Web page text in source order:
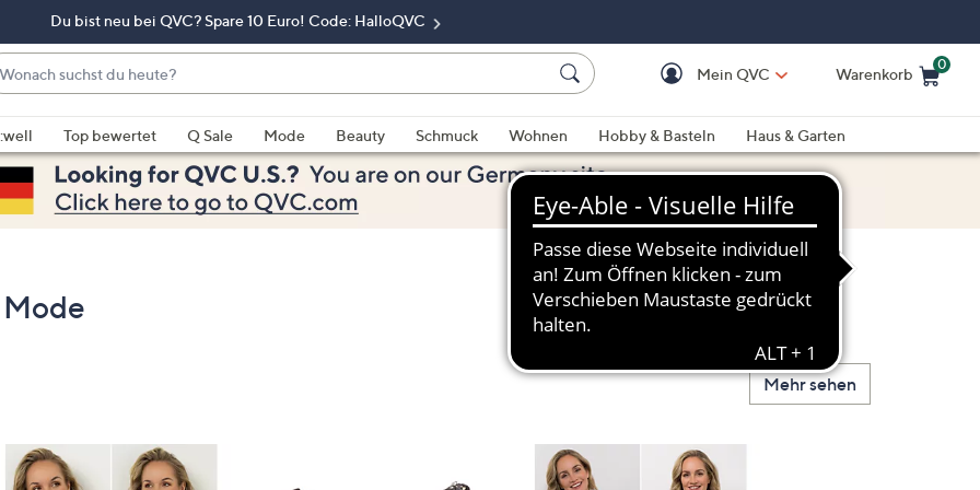
Du bist neu bei QVC? Spare 10 Euro! Code: HalloQVC
Mein QVC Warenkorb
0
Top bewertet Q Sale Mode Beauty Schmuck Wohnen Hobby & Basteln
Haus & Garten
Mehr sehen